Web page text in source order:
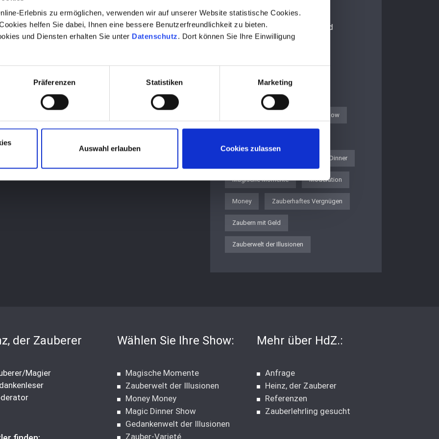
Erlebnis zu ermöglichen, verwenden wir auf unserer Website statistische Cookies.
helfen Sie dabei, Ihnen eine bessere Benutzerfreundlichkeit zu bieten.
und Diensten erhalten Sie unter Datenschutz. Dort können Sie Ihre Einwilligung
Präferenzen Statistiken Marketing
Auswahl erlauben Cookies zulassen
Bis zu 150 km um 56470 Bad
Marienberg
Schlagwörter
Dinner und Show
Magic Dinner
Magische Momente Moderation
Money Zauberhaftes Vergnügen
Zaubern mit Geld
Zauberwelt der Illusionen
der Zauberer
Magier
Wählen Sie Ihre Show:
Magische Momente
Zauberwelt der Illusionen
Money Money
Magic Dinner Show
Gedankenwelt der Illusionen
Zauber-Varieté
Mehr über HdZ.:
Anfrage
Heinz, der Zauberer
Referenzen
Zauberlehrling gesucht